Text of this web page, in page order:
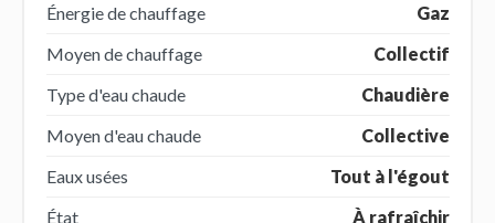
Énergie de chauffage
Gaz
Moyen de chauffage
Collectif
Type d'eau chaude
Chaudière
Moyen d'eau chaude
Collective
Eaux usées
Tout à l'égout
État
À rafraîchir